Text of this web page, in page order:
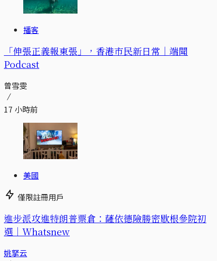
播客
「伸張正義報東張」，香港市民新日常｜端聞
Podcast
曾雪雯
17 小時前
美國
僅限註冊用戶
進步派攻進特朗普票倉：薩依德險勝密歇根參院初
選｜Whatsnew
姚拏云